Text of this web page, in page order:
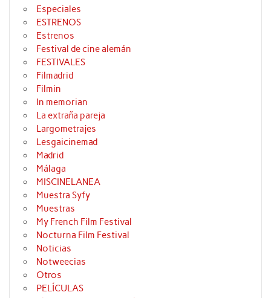
Especiales
ESTRENOS
Estrenos
Festival de cine alemán
FESTIVALES
Filmadrid
Filmin
In memorian
La extraña pareja
Largometrajes
Lesgaicinemad
Madrid
Málaga
MISCINELANEA
Muestra Syfy
Muestras
My French Film Festival
Nocturna Film Festival
Noticias
Notweecias
Otros
PELÍCULAS